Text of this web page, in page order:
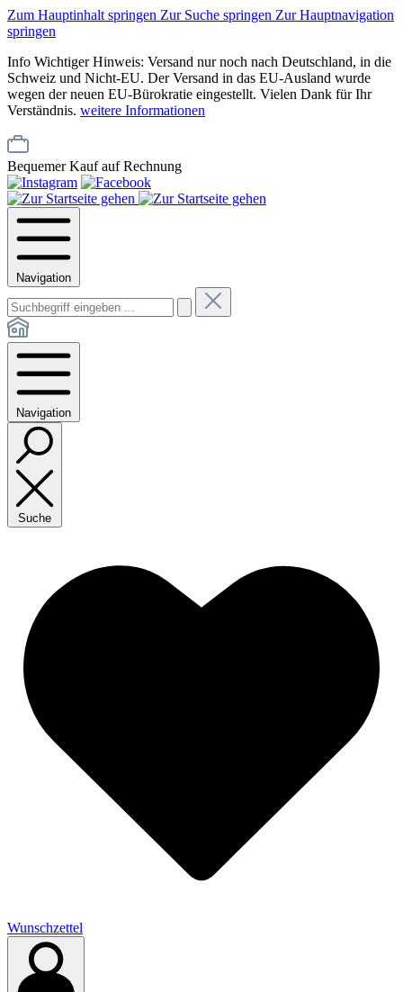
Zum Hauptinhalt springen Zur Suche springen Zur Hauptnavigation
springen
Info Wichtiger Hinweis: Versand nur noch nach Deutschland, in die
Schweiz und Nicht-EU. Der Versand in das EU-Ausland wurde
wegen der neuen EU-Bürokratie eingestellt. Vielen Dank für Ihr
Verständnis. weitere Informationen
Bequemer Kauf auf Rechnung
Navigation
Navigation
Suche
Wunschzettel